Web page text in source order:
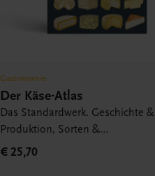
Gastronomie
Der Käse-Atlas
Das Standardwerk. Geschichte &
Produktion, Sorten &
Herkunftsregionen, Aromen &
€ 25,70